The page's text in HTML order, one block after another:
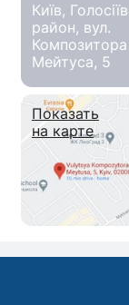
Київ,
район, вул.
Композитора
Мейтуса, 5
Показать
на карте